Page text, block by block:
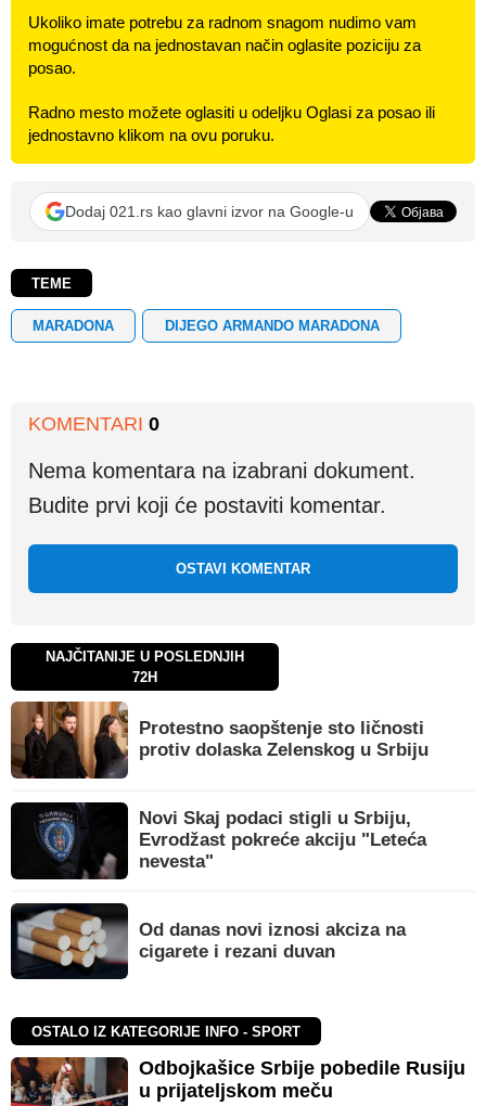
Ukoliko imate potrebu za radnom snagom nudimo vam
mogućnost da na jednostavan način oglasite poziciju za
posao.
Radno mesto možete oglasiti u odeljku Oglasi za posao ili
jednostavno klikom na ovu poruku.
Dodaj 021.rs kao glavni izvor na Google-u
TEME
MARADONA DIJEGO ARMANDO MARADONA
KOMENTARI 0
Nema komentara na izabrani dokument.
Budite prvi koji će postaviti komentar.
OSTAVI KOMENTAR
NAJČITANIJE U POSLEDNJIH
72H
Protestno saopštenje sto ličnosti
protiv dolaska Zelenskog u Srbiju
Novi Skaj podaci stigli u Srbiju,
Evrodžast pokreće akciju "Leteća
nevesta"
Od danas novi iznosi akciza na
cigarete i rezani duvan
OSTALO IZ KATEGORIJE INFO - SPORT
Odbojkašice Srbije pobedile Rusiju
u prijateljskom meču